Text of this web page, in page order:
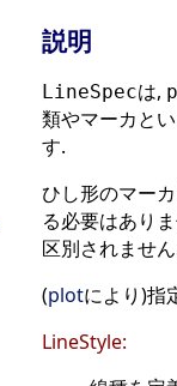
説明
LineSpecは,
類やマーカと
す.
ひし形のマー
る必要はあり
区別されませ
(plotにより)指
LineStyle: